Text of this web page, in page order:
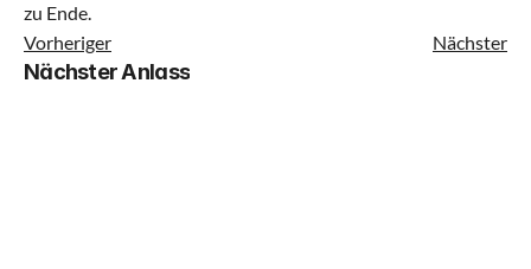
Kinderturnen Klein
Kinderturnen Gross
zu Ende.
Vorheriger
Nächster
Nächster Anlass